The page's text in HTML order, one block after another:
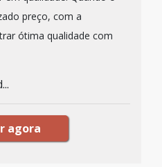
preço, com a
ótima qualidade com
agora